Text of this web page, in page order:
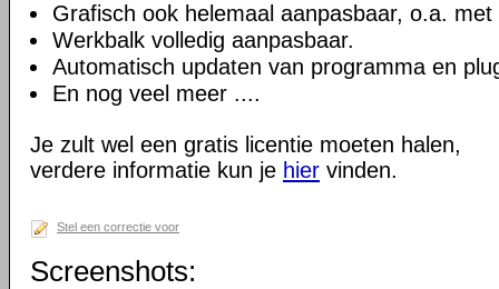
Grafisch ook helemaal aanpasbaar, o.a. met
Werkbalk volledig aanpasbaar.
Automatisch updaten van programma en
En nog veel meer ....
Je zult wel een gratis licentie moeten halen,
verdere informatie kun je hier vinden.
Stel een correctie voor
Screenshots: